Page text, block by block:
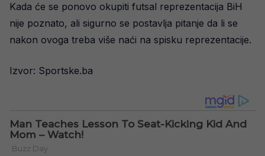
Kada će se ponovo okupiti futsal reprezentacija BiH
nije poznato, ali sigurno se postavlja pitanje da li se
nakon ovoga treba više naći na spisku reprezentacije.
Izvor: Sportske.ba